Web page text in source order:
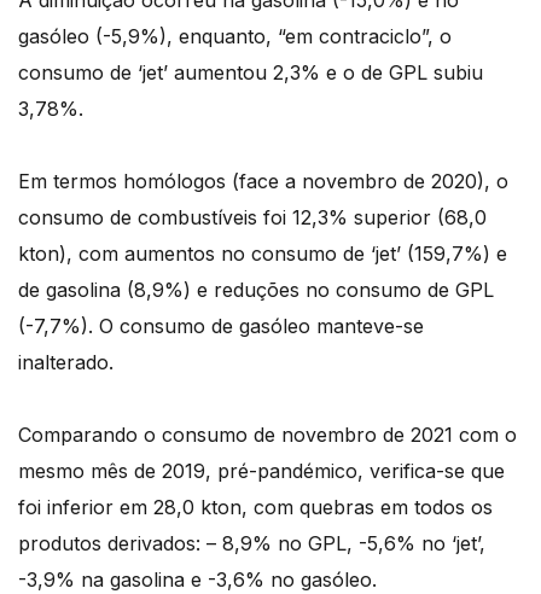
gasóleo (-5,9%), enquanto, “em contraciclo”, o
consumo de ‘jet’ aumentou 2,3% e o de GPL subiu
3,78%.
Em termos homólogos (face a novembro de 2020), o
consumo de combustíveis foi 12,3% superior (68,0
kton), com aumentos no consumo de ‘jet’ (159,7%) e
de gasolina (8,9%) e reduções no consumo de GPL
(-7,7%). O consumo de gasóleo manteve-se
inalterado.
Comparando o consumo de novembro de 2021 com o
mesmo mês de 2019, pré-pandémico, verifica-se que
foi inferior em 28,0 kton, com quebras em todos os
produtos derivados: – 8,9% no GPL, -5,6% no ‘jet’,
-3,9% na gasolina e -3,6% no gasóleo.